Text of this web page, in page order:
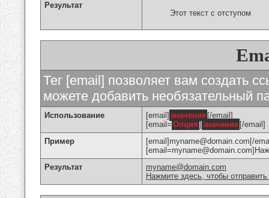
Результат
Этот текст с отступом
Тег [email] позволяет вам создать
можете добавить необязательный
Использование [email] значение [/email]
[email= Опция ] значение [/email]
Пример
[email]myname@domain.com[/
Результат
myname@domain.com
Нажмите здесь, чтобы